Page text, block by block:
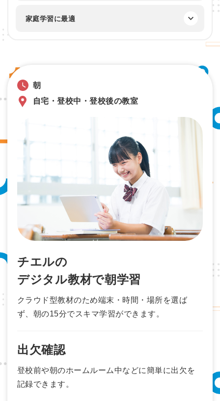
家庭学習に最適
朝
自宅・登校中・登校後の教室
チエルの
デジタル教材で朝学習
クラウド型教材のため端末・時間・場所を選ば
ず、朝の15分でスキマ学習ができます。
出欠確認
登校前や朝のホームルーム中などに簡単に出欠を
記録できます。